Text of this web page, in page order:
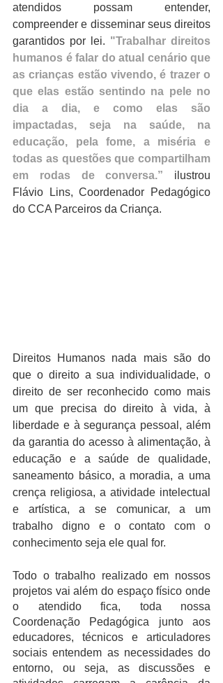
atendidos possam entender,
compreender e disseminar seus direitos
garantidos por lei. "Trabalhar direitos
humanos é falar do atual cenário que
as crianças estão vivendo, é trazer o
que elas estão sentindo na pele no
dia a dia, e como elas são
impactadas, seja na saúde, na
educação, pela fome, a miséria e
todas as questões que compartilham
em rodas de conversa.” ilustrou
Flávio Lins, Coordenador Pedagógico
do CCA Parceiros da Criança.
Direitos Humanos nada mais são do
que o direito a sua individualidade, o
direito de ser reconhecido como mais
um que precisa do direito à vida, à
liberdade e à segurança pessoal, além
da garantia do acesso à alimentação, à
educação e a saúde de qualidade,
saneamento básico, a moradia, a uma
crença religiosa, a atividade intelectual
e artística, a se comunicar, a um
trabalho digno e o contato com o
conhecimento seja ele qual for.
Todo o trabalho realizado em nossos
projetos vai além do espaço físico onde
o atendido fica, toda nossa
Coordenação Pedagógica junto aos
educadores, técnicos e articuladores
sociais entendem as necessidades do
entorno, ou seja, as discussões e